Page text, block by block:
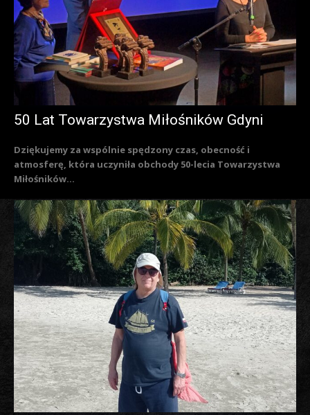
50 Lat Towarzystwa Miłośników Gdyni
Dziękujemy za wspólnie spędzony czas, obecność i
atmosferę, która uczyniła obchody 50-lecia Towarzystwa
Miłośników...